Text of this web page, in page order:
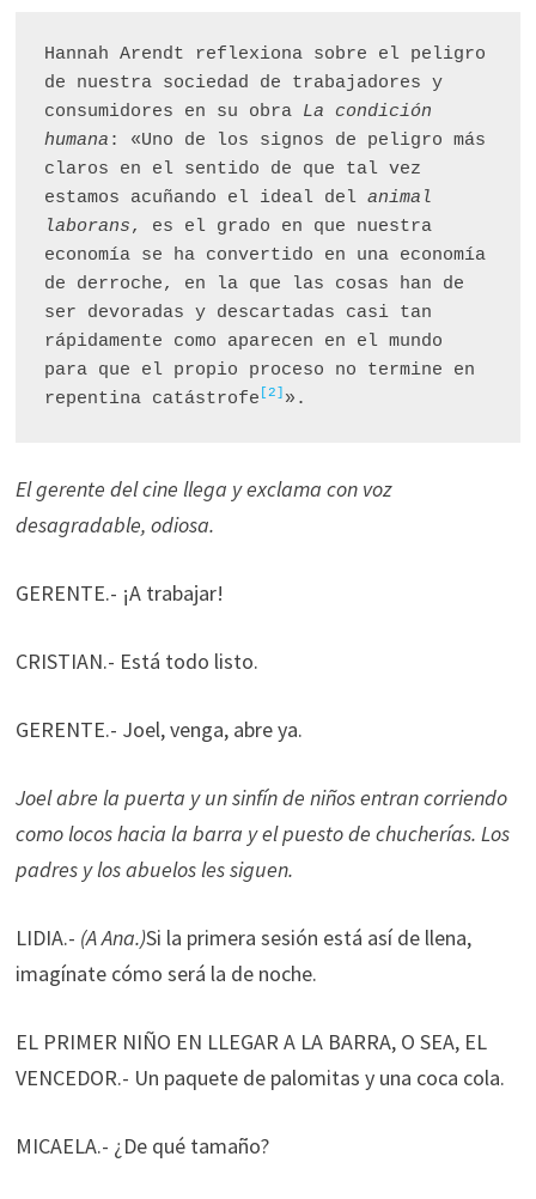
Hannah Arendt reflexiona sobre el peligro
de nuestra sociedad de trabajadores y
consumidores en su obra La condición
humana : «Uno de los signos de peligro más
claros en el sentido de que tal vez
estamos acuñando el ideal del animal
laborans, es el grado en que nuestra
economía se ha convertido en una economía
de derroche, en la que las cosas han de
ser devoradas y descartadas casi tan
rápidamente como aparecen en el mundo
para que el propio proceso no termine en
repentina catástrofe [2] ».
El gerente del cine llega y exclama con voz
desagradable, odiosa.
GERENTE.- ¡A trabajar!
CRISTIAN.- Está todo listo.
GERENTE.- Joel, venga, abre ya.
Joel abre la puerta y un sinfín de niños entran corriendo
como locos hacia la barra y el puesto de chucherías. Los
padres y los abuelos les siguen.
LIDIA.- (A Ana.)Si la primera sesión está así de llena,
imagínate cómo será la de noche.
EL PRIMER NIÑO EN LLEGAR A LA BARRA, O SEA, EL
VENCEDOR.- Un paquete de palomitas y una coca cola.
MICAELA.- ¿De qué tamaño?